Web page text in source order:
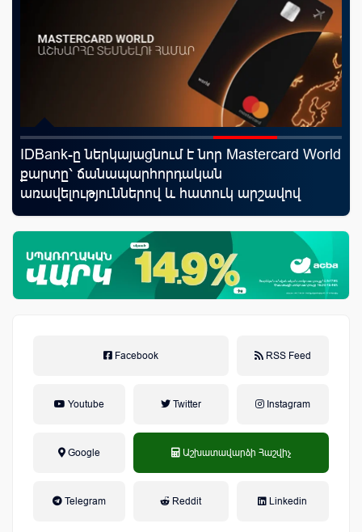
IDBank-ը ներկայացնում է նոր Mastercard World
քարտը՝ ճանապարհորդական
առավելություններով և հատուկ արշավով
Facebook RSS Feed
Youtube Twitter Instagram
Google Աշխատավարձի Հաշվիչ
Telegram Reddit Linkedin